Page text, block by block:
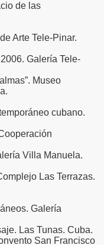
de las
Arte Tele-Pinar.
Galería Tele-
Museo
cubano.
Villa Manuela.
Las Terrazas.
Galería
Las Tunas. Cuba.
San Francisco